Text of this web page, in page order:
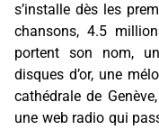
s’installe dès les
chansons, 4.5
portent son nom,
disques d’or, une
cathédrale de
une web radio qui